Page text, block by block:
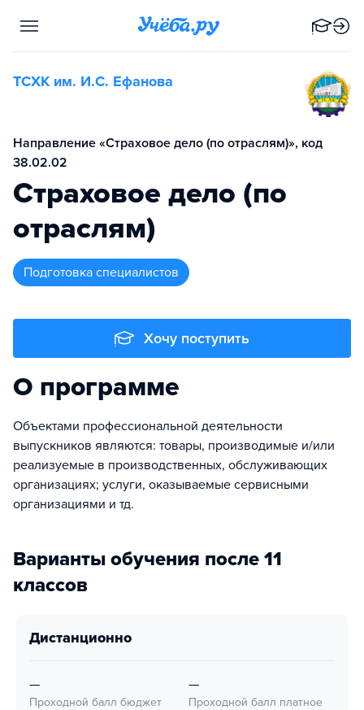
ТСХК им. И.С. Ефанова
Направление «Страховое дело (по отраслям)», код
38.02.02
Страховое дело (по
отраслям)
подготовка специалистов
Хочу поступить
О программе
Объектами профессиональной деятельности
выпускников являются: товары, производимые и/или
реализуемые в производственных, обслуживающих
организациях; услуги, оказываемые сервисными
организациями и тд.
Варианты обучения после 11
классов
дистанционно
—
Проходной балл бюджет
—
Проходной балл платное